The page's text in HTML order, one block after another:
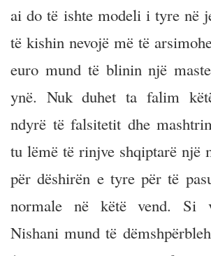
ai do të ishte modeli i tyre në
të kishin nevojë më të
euro mund të blinin një
ynë. Nuk duhet ta falim
ndyrë të falsitetit dhe
tu lëmë të rinjve shqiptarë një
për dëshirën e tyre për të
normale në këtë vend. Si
Nishani mund të